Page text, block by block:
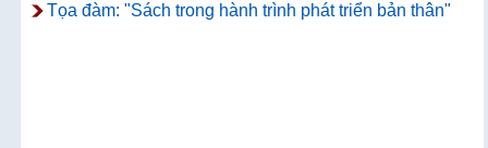
Tọa đàm: "Sách trong hành trình phát triển bản thân"